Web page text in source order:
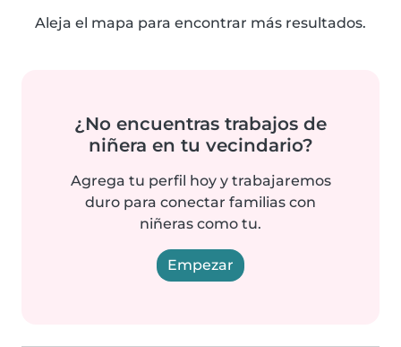
Aleja el mapa para encontrar más resultados.
¿No encuentras trabajos de
niñera en tu vecindario?
Agrega tu perfil hoy y trabajaremos
duro para conectar familias con
niñeras como tu.
Empezar